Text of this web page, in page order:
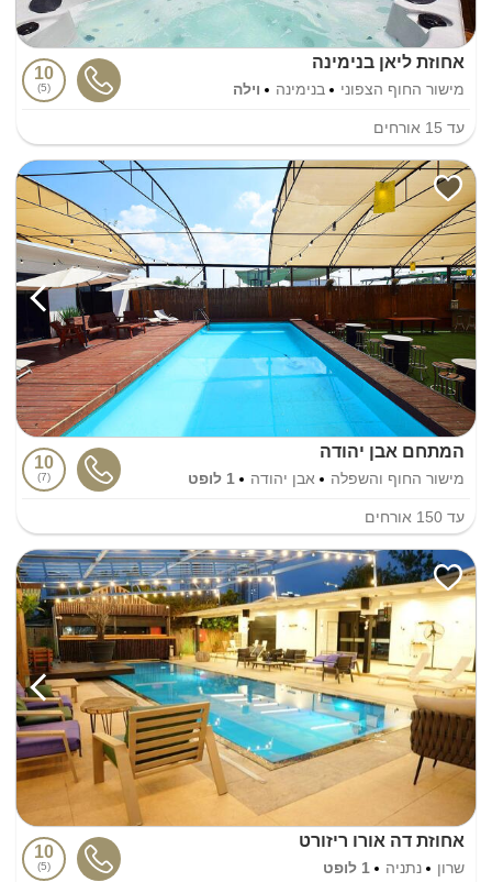
אחוזת ליאן בנימינה
מישור החוף הצפוני בנימינה וילה
10
5
עד 15 אורחים
המתחם אבן יהודה
מישור החוף והשפלה אבן יהודה 1 לופט
10
7
עד 150 אורחים
אחוזת דה אורו ריזורט
שרון נתניה 1 לופט
10
5